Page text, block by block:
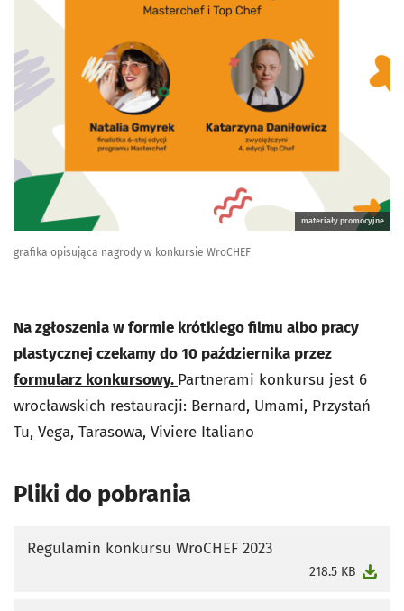
materiały promocyjne
grafika opisująca nagrody w konkursie WroCHEF
Na zgłoszenia w formie krótkiego filmu albo pracy
plastycznej czekamy do 10 października przez
formularz konkursowy. Partnerami konkursu jest 6
wrocławskich restauracji: Bernard, Umami, Przystań
Tu, Vega, Tarasowa, Viviere Italiano
Pliki do pobrania
Regulamin konkursu WroCHEF 2023
218.5 KB